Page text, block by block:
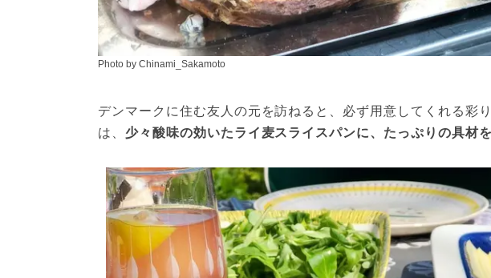
Photo by Chinami_Sakamoto
デンマークに住む友人の元を訪ねると、必ず用意してくれる彩
は、 少々酸味の効いたライ麦スライスパンに、たっぷりの具材